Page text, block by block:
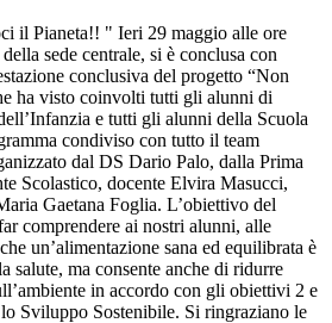
il Pianeta!! " Ieri 29 maggio alle ore
sede centrale, si è conclusa con
conclusiva del progetto “Non
ha visto coinvolti tutti gli alunni di
e tutti gli alunni della Scuola
condiviso con tutto il team
dal DS Dario Palo, dalla Prima
Scolastico, docente Elvira Masucci,
Gaetana Foglia. L’obiettivo del
comprendere ai nostri alunni, alle
un’alimentazione sana ed equilibrata è
salute, ma consente anche di ridurre
in accordo con gli obiettivi 2 e
Sviluppo Sostenibile. Si ringraziano le